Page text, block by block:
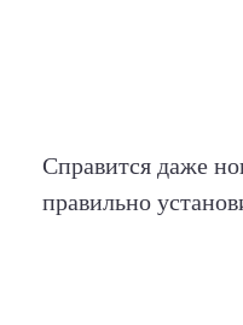
Справится даже
правильно